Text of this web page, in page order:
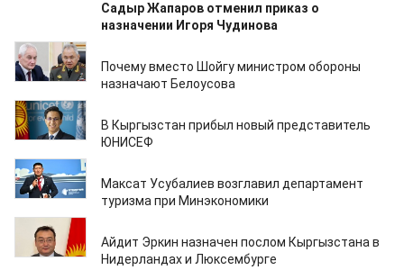
Cадыр Жапаров отменил приказ о
назначении Игоря Чудинова
13.05.2024
Почему вместо Шойгу министром обороны
назначают Белоусова
30.04.2024
В Кыргызстан прибыл новый представитель
ЮНИСЕФ
29.04.2024
Максат Усубалиев возглавил департамент
туризма при Минэкономики
29.04.2024
Айдит Эркин назначен послом Кыргызстана в
Нидерландах и Люксембурге